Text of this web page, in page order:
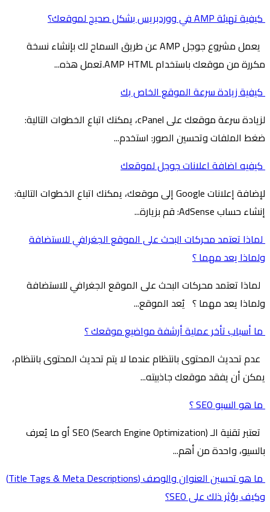
كيفية تهيئة AMP في ووردبريس بشكل صحيح لموقعك؟
يعمل مشروع جوجل AMP عن طريق السماح لك بإنشاء نسخة
مكررة من موقعك باستخدام AMP HTML.تعمل هذه...
كيفية زيادة سرعة الموقع الخاص بك
لزيادة سرعة موقعك على cPanel، يمكنك اتباع الخطوات التالية:
ضغط الملفات وتحسين الصور: استخدم...
كيفيه اضافة اعلانات جوجل لموقعك
لإضافة إعلانات Google إلى موقعك، يمكنك اتباع الخطوات التالية:
إنشاء حساب AdSense: قم بزيارة...
لماذا تعتمد محركات البحث على الموقع الجغرافي للاستضافة
ولماذا يعد مهما ؟
لماذا تعتمد محركات البحث على الموقع الجغرافي للاستضافة
ولماذا يعد مهما ؟ يُعد الموقع...
ما أسباب تأخر عملية أرشفة مواضيع موقعك ؟
عدم تحديث المحتوى بانتظام عندما لا يتم تحديث المحتوى بانتظام،
يمكن أن يفقد موقعك جاذبيته...
ما هو السيو SEO ؟
تعتبر تقنية الـ SEO (Search Engine Optimization) أو ما يُعرف
بالسيو، واحدة من أهم...
ما هو تحسين العنوان والوصف (Title Tags & Meta Descriptions)
وكيف يؤثر ذلك على SEO؟